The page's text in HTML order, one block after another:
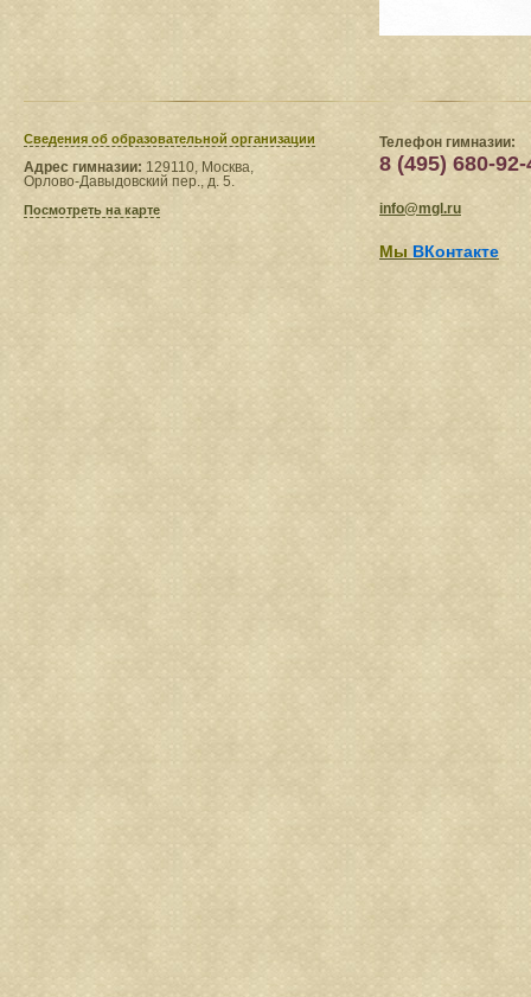
Сведения​ об образовательной организации
Адрес гимназии: 129110, Москва,
Орлово-Давыдовский пер., д. 5.
Посмотреть на карте
Телефон гимназии:
8 (495) 680-92-
info@mgl.ru
Мы ВКонтакте